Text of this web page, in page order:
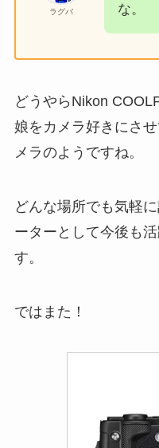
ラグバ な。
どうやらNikon
娘をカメラ好きにさ
メラのようですね。
どんな場所でも気軽
ーターとして今後も
す。
ではまた！